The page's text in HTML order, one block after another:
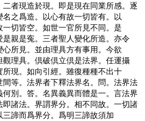
二者現造於現。即是現在同業所感。逐
名之爲造。以心有故一切皆有。以
一切皆空。如世一官所見不同。是
是親是寃。三者聖人變化所造。亦令
心所見。並由理具方有事用。今欲
觀理具。倶破倶立倶是法界。任運攝
所現。如向引經。雖復種種不出十
間等。法界者下釋法界名。問。法界法
何別。答。名異義異而體是一。言法界
即諸法。界謂界分。相不同故。一切諸
三諦而爲界分。爲明三諦故須加